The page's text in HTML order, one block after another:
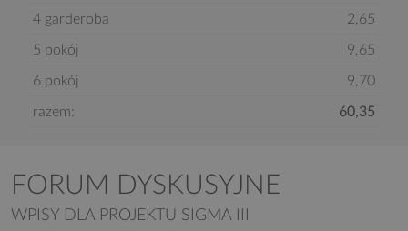
4 garderoba 2,65
5 pokój 9,65
6 pokój 9,70
razem: 60,35
FORUM DYSKUSYJNE
WPISY DLA PROJEKTU SIGMA III